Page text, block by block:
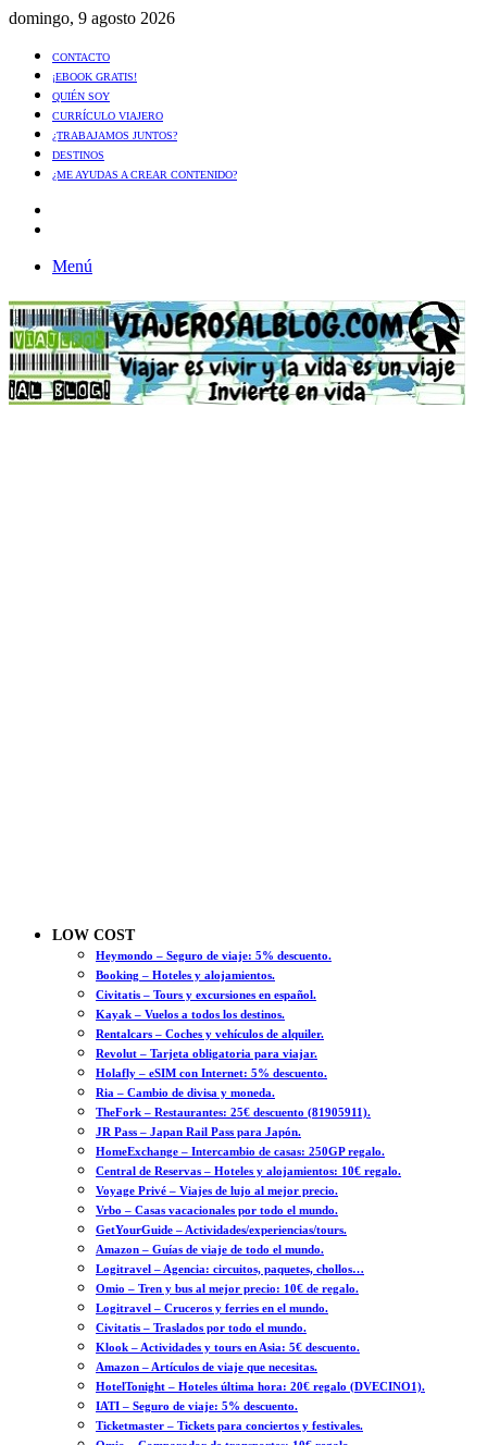
domingo, 9 agosto 2026
CONTACTO
¡EBOOK GRATIS!
QUIÉN SOY
CURRÍCULO VIAJERO
¿TRABAJAMOS JUNTOS?
DESTINOS
¿ME AYUDAS A CREAR CONTENIDO?
Menú
LOW COST
Heymondo – Seguro de viaje: 5% descuento.
Booking – Hoteles y alojamientos.
Civitatis – Tours y excursiones en español.
Kayak – Vuelos a todos los destinos.
Rentalcars – Coches y vehículos de alquiler.
Revolut – Tarjeta obligatoria para viajar.
Holafly – eSIM con Internet: 5% descuento.
Ria – Cambio de divisa y moneda.
TheFork – Restaurantes: 25€ descuento (81905911).
JR Pass – Japan Rail Pass para Japón.
HomeExchange – Intercambio de casas: 250GP regalo.
Central de Reservas – Hoteles y alojamientos: 10€ regalo.
Voyage Privé – Viajes de lujo al mejor precio.
Vrbo – Casas vacacionales por todo el mundo.
GetYourGuide – Actividades/experiencias/tours.
Amazon – Guías de viaje de todo el mundo.
Logitravel – Agencia: circuitos, paquetes, chollos…
Omio – Tren y bus al mejor precio: 10€ de regalo.
Logitravel – Cruceros y ferries en el mundo.
Civitatis – Traslados por todo el mundo.
Klook – Actividades y tours en Asia: 5€ descuento.
Amazon – Artículos de viaje que necesitas.
HotelTonight – Hoteles última hora: 20€ regalo (DVECINO1).
IATI – Seguro de viaje: 5% descuento.
Ticketmaster – Tickets para conciertos y festivales.